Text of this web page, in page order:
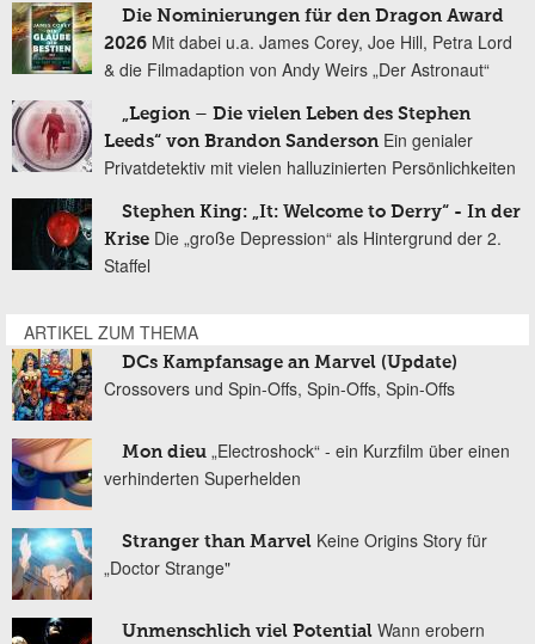
Die Nominierungen für den Dragon Award
2026 Mit dabei u.a. James Corey, Joe Hill, Petra Lord
& die Filmadaption von Andy Weirs „Der Astronaut“
„Legion – Die vielen Leben des Stephen
Leeds“ von Brandon Sanderson Ein genialer
Privatdetektiv mit vielen halluzinierten Persönlichkeiten
Stephen King: „It: Welcome to Derry“ - In der
Krise Die „große Depression“ als Hintergrund der 2.
Staffel
ARTIKEL ZUM THEMA
DCs Kampfansage an Marvel (Update)
Crossovers und Spin-Offs, Spin-Offs, Spin-Offs
Mon dieu „Electroshock“ - ein Kurzfilm über einen
verhinderten Superhelden
Stranger than Marvel Keine Origins Story für
„Doctor Strange"
Unmenschlich viel Potential Wann erobern